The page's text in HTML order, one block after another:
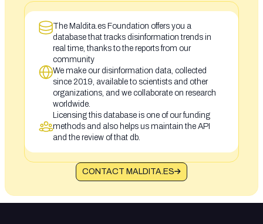
The Maldita.es Foundation offers you a
database that tracks disinformation trends in
real time, thanks to the reports from our
community
We make our disinformation data, collected
since 2019, available to scientists and other
organizations, and we collaborate on research
worldwide.
Licensing this database is one of our funding
methods and also helps us maintain the API
and the review of that db.
CONTACT MALDITA.ES